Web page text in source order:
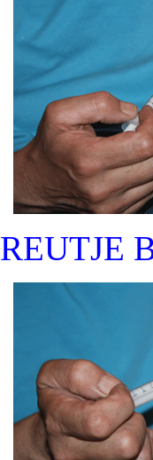
REUTJE